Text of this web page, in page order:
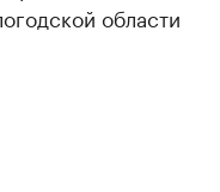
области